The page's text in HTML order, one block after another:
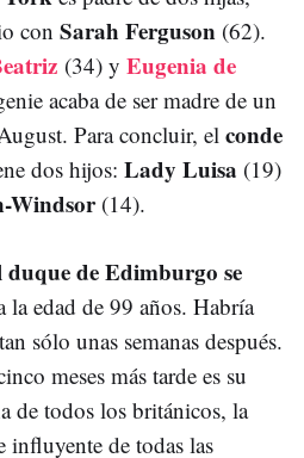
con Sarah Ferguson (62).
(34) y Eugenia de
acaba de ser madre de un
Para concluir, el conde
dos hijos: Lady Luisa (19)
Windsor(14).
duque de Edimburgo se
la edad de 99 años. Habría
sólo unas semanas después.
meses más tarde es su
de todos los británicos, la
influyente de todas las